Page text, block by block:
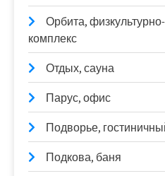
Орбита,
комплекс
Отдых, сауна
Парус, офис
Подворье,
Подкова, баня